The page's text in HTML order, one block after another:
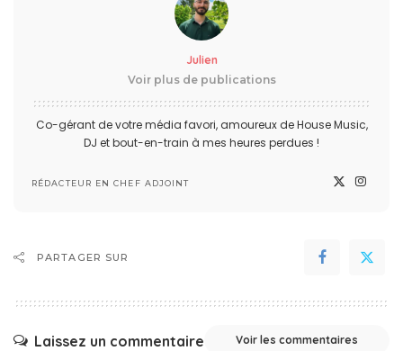
Julien
Voir plus de publications
Co-gérant de votre média favori, amoureux de House Music,
DJ et bout-en-train à mes heures perdues !
RÉDACTEUR EN CHEF ADJOINT
PARTAGER SUR
Laissez un commentaire Voir les commentaires